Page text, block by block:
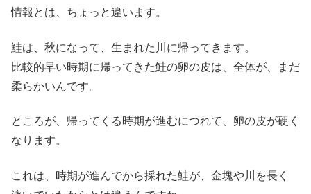
情報とは、ちょっと違います。
鮭は、秋になって、生まれた川に帰ってきます。
比較的早い時期に帰ってきた鮭の卵の皮は、全体が、まだ
柔らかいんです。
ところが、帰ってくる時期が進むにつれて、卵の皮が硬く
なります。
これは、時期が進んでから採れた鮭が、金塊や川を長く